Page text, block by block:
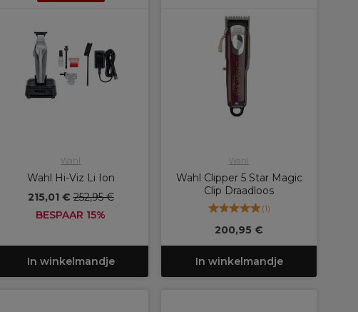
Wahl
Wahl Hi-Viz Li Ion
215,01 €252,95 €
BESPAAR 15%
In winkelmandje
Wahl
Wahl Clipper 5 Star Magic
Clip Draadloos
(1)
200,95 €
In winkelmandje